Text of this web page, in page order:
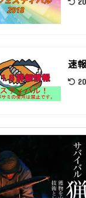
速